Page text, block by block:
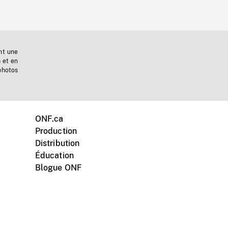
une
et en
ONF.ca
Production
Distribution
Éducation
Blogue ONF